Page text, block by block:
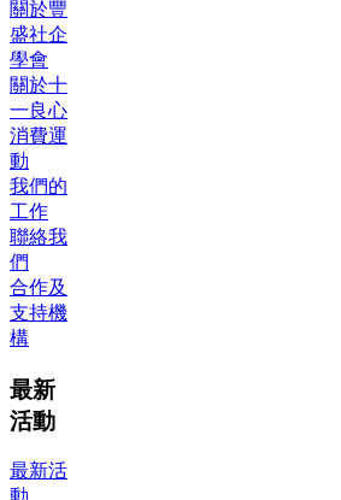
關於豐
盛社企
學會
關於十
一良心
消費運
動
我們的
工作
聯絡我
們
合作及
支持機
構
最新
活動
最新活